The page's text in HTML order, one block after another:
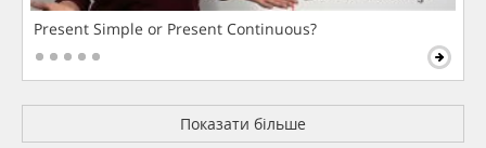
Present Simple or Present Continuous?
Показати більше